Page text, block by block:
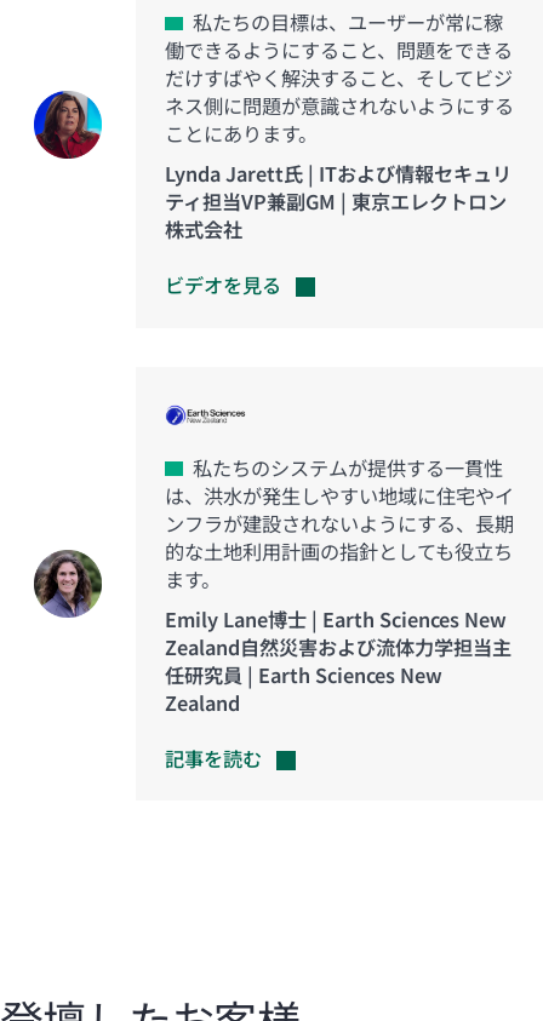
私たちの目標は、ユーザーが常に稼
働できるようにすること、問題をできる
だけすばやく解決すること、そしてビジ
ネス側に問題が意識されないようにする
ことにあります。
Lynda Jarett氏 | ITおよび情報セキュリ
ティ担当VP兼副GM | 東京エレクトロン
株式会社
ビデオを見る
私たちのシステムが提供する一貫性
は、洪水が発生しやすい地域に住宅やイ
ンフラが建設されないようにする、長期
的な土地利用計画の指針としても役立ち
ます。
Emily Lane博士 | Earth Sciences New
Zealand自然災害および流体力学担当主
任研究員 | Earth Sciences New
Zealand
記事を読む